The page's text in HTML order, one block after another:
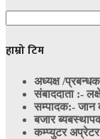
हाम्रो टिम
अध्यक्ष /
संबाददाता :-
सम्पादक:- जान
बजार
कम्प्युटर